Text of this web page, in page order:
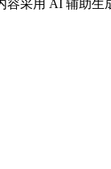
采用 AI 辅助